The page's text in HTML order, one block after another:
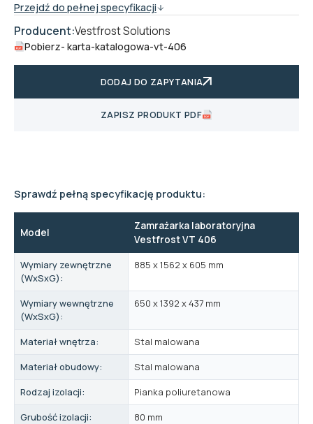
Przejdź do pełnej specyfikacji
Producent:Vestfrost Solutions
Pobierz- karta-katalogowa-vt-406
DODAJ DO ZAPYTANIA
ZAPISZ PRODUKT PDF
Sprawdź pełną specyfikację produktu:
Model
Zamrażarka laboratoryjna
Vestfrost VT 406
Wymiary zewnętrzne
(WxSxG):
885 x 1562 x 605 mm
Wymiary wewnętrzne
(WxSxG):
650 x 1392 x 437 mm
Materiał wnętrza:
Stal malowana
Materiał obudowy:
Stal malowana
Rodzaj izolacji:
Pianka poliuretanowa
Grubość izolacji:
80 mm